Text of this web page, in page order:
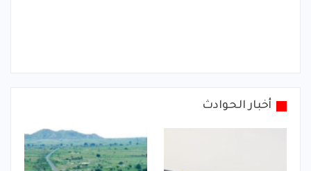
أخبار الحوادث